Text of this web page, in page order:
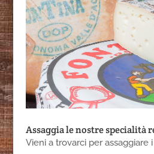
Assaggia le nostre specialità
Vieni a trovarci per assaggiare